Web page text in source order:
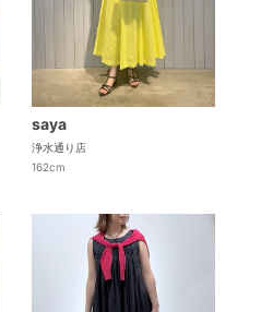
saya
浄水通り店
162cm